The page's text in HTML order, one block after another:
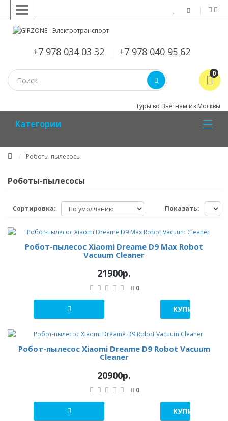
+7 978 034 03 32 +7 978 040 95 62
0
Туры во Вьетнам из Москвы
Kатегории
Роботы-пылесосы
Роботы-пылесосы
Сортировка: Показать:
Робот-пылесос Xiaomi Dreame D9 Max Robot
Vacuum Cleaner
21900р.
0
КУПИТЬ В 1
Робот-пылесос Xiaomi Dreame D9 Robot Vacuum
Cleaner
20900р.
0
КУПИТЬ В 1